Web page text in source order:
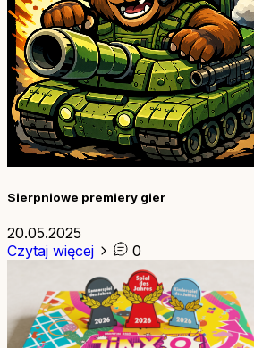
Sierpniowe premiery gier
20.05.2025
Czytaj więcej
0